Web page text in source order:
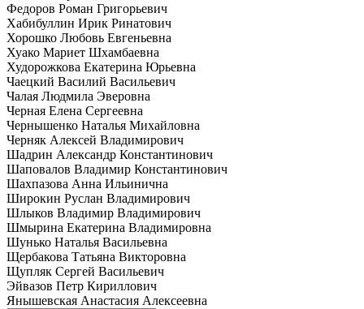
Федоров Роман Григорьевич
Хабибуллин Ирик Ринатович
Хорошко Любовь Евгеньевна
Хуако Мариет Шхамбаевна
Худорожкова Екатерина Юрьевна
Чаецкий Василий Васильевич
Чалая Людмила Эверовна
Черная Елена Сергеевна
Чернышенко Наталья Михайловна
Черняк Алексей Владимирович
Шадрин Александр Константинович
Шаповалов Владимир Константинович
Шахпазова Анна Ильинична
Широкин Руслан Владимирович
Шлыков Владимир Владимирович
Шмырина Екатерина Владимировна
Шунько Наталья Васильевна
Щербакова Татьяна Викторовна
Щупляк Сергей Васильевич
Эйвазов Петр Кириллович
Янышевская Анастасия Алексеевна